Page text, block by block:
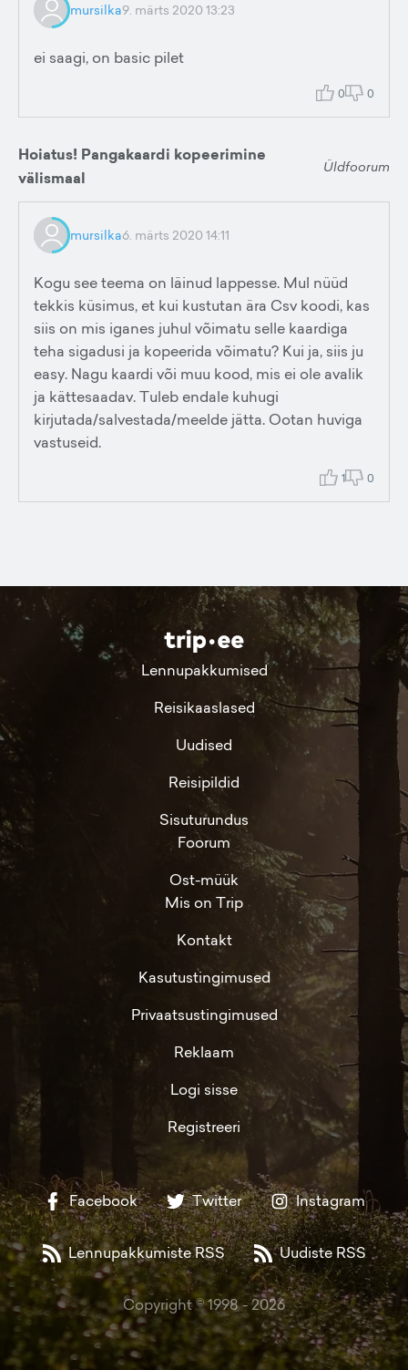
mursilka9. märts 2020 13:23
ei saagi, on basic pilet
0 0
Hoiatus! Pangakaardi kopeerimine
välismaal
Üldfoorum
mursilka6. märts 2020 14:11
Kogu see teema on läinud lappesse. Mul nüüd
tekkis küsimus, et kui kustutan ära Csv koodi, kas
siis on mis iganes juhul võimatu selle kaardiga
teha sigadusi ja kopeerida võimatu? Kui ja, siis ju
easy. Nagu kaardi või muu kood, mis ei ole avalik
ja kättesaadav. Tuleb endale kuhugi
kirjutada/salvestada/meelde jätta. Ootan huviga
vastuseid.
1 0
Lennupakkumised
Reisikaaslased
Uudised
Reisipildid
Sisuturundus
Foorum
Ost-müük
Mis on Trip
Kontakt
Kasutustingimused
Privaatsustingimused
Reklaam
Logi sisse
Registreeri
Facebook Twitter Instagram
Lennupakkumiste RSS Uudiste RSS
Copyright © 1998 -2026